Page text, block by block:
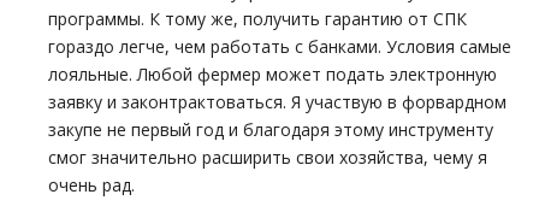
программы. К тому же, получить гарантию от СПК
гораздо легче, чем работать с банками. Условия самые
лояльные. Любой фермер может подать электронную
заявку и законтрактоваться. Я участвую в форвардном
закупе не первый год и благодаря этому инструменту
смог значительно расширить свои хозяйства, чему я
очень рад.